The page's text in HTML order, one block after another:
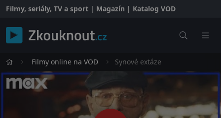
Filmy, seriály, TV a sport | Magazín | Katalog VOD
Filmy online na VOD Synové extáze